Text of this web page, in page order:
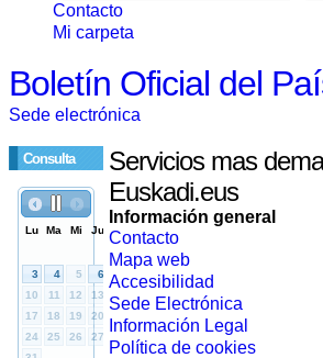
Contacto
Mi carpeta
Boletín Oficial del
Sede electrónica
Consulta
Servicios mas
Euskadi.eus
Información general
Contacto
Mapa web
Accesibilidad
Sede Electrónica
Información Legal
Política de cookies